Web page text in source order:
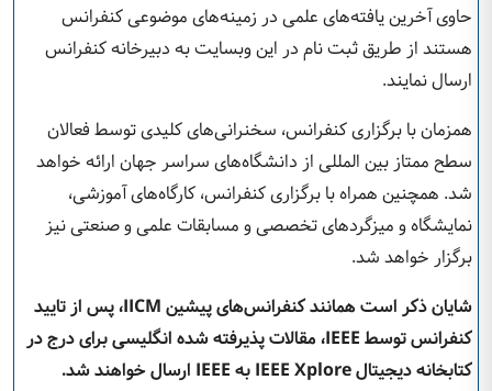
حاوی آخرین یافته‌های علمی در زمینه‌های موضوعی کنفرانس
هستند از طریق ثبت نام در این وبسایت به دبیرخانه کنفرانس
ارسال نمایند.
همزمان با برگزاری کنفرانس، سخنرانی‌های کلیدی توسط فعالان
سطح ممتاز بین المللی از دانشگاه‌های سراسر جهان ارائه خواهد
شد. همچنین همراه با برگزاری کنفرانس، کارگاه‌های آموزشی،
نمایشگاه و میزگردهای تخصصی و مسابقات علمی و صنعتی نیز
برگزار خواهد شد.
شایان ذکر است همانند کنفرانس‌های پیشین
، پس از تایید
کنفرانس توسط
، مقالات پذیرفته شده انگلیسی برای درج در
کتابخانه دیجیتال
به ارسال خواهند شد.